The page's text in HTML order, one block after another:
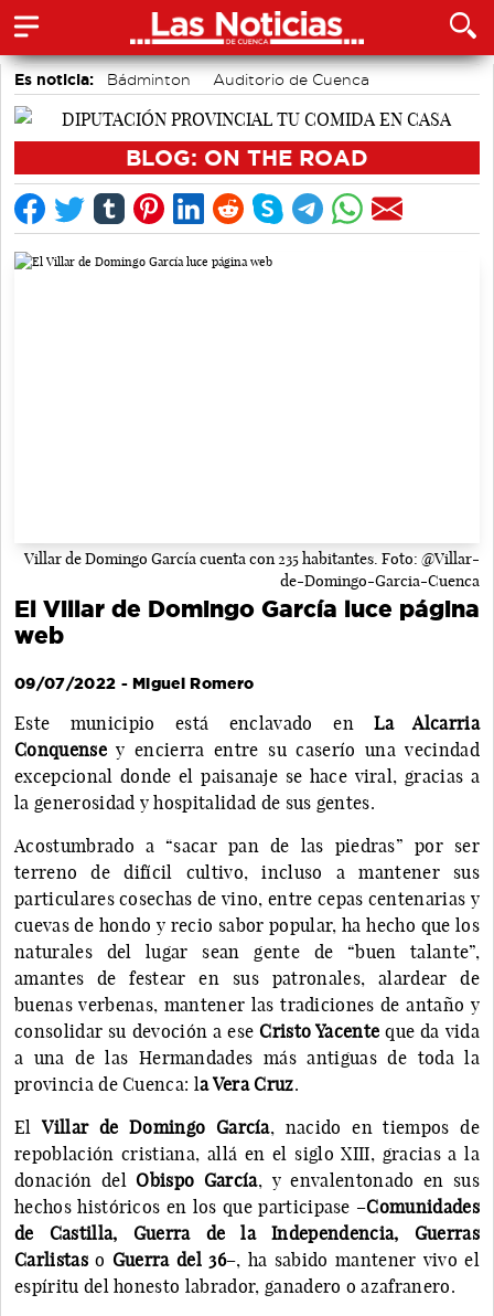
Es noticia: Bádminton
Auditorio de Cuenca
Área de Deportes
BLOG: ON THE ROAD
Villar de Domingo García cuenta con 235 habitantes. Foto: @Villar-
de-Domingo-Garcia-Cuenca
El Villar de Domingo García luce página
web
09/07/2022 - Miguel Romero
Este municipio está enclavado enLa Alcarria
Conquensey encierra entre su caserío una vecindad
excepcional donde el paisanaje se hace viral, gracias a
la generosidad y hospitalidad de sus gentes.
Acostumbrado a “sacar pan de las piedras” por ser
terreno de difícil cultivo, incluso a mantener sus
particulares cosechas de vino, entre cepas centenarias y
cuevas de hondo y recio sabor popular, ha hecho que los
naturales del lugar sean gente de “buen talante”,
amantes de festear en sus patronales, alardear de
buenas verbenas, mantener las tradiciones de antaño y
consolidar su devoción a eseCristo Yacente que da vida
a una de las Hermandades más antiguas de toda la
provincia de Cuenca: la Vera Cruz.
ElVillar de Domingo García, nacido en tiempos de
repoblación cristiana, allá en el siglo XIII, gracias a la
donación delObispo García, y envalentonado en sus
hechos históricos en los que participase –Comunidades
de Castilla, Guerra de la Independencia, Guerras
Carlistaso Guerra del 36–, ha sabido mantener vivo el
espíritu del honesto labrador, ganadero o azafranero.